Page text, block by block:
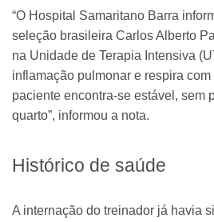
“O Hospital Samaritano Barra
seleção brasileira Carlos Alberto
na Unidade de Terapia Intensiva
inflamação pulmonar e respira
paciente encontra-se estável, sem
quarto”, informou a nota.
Histórico de saúde
A internação do treinador já havia